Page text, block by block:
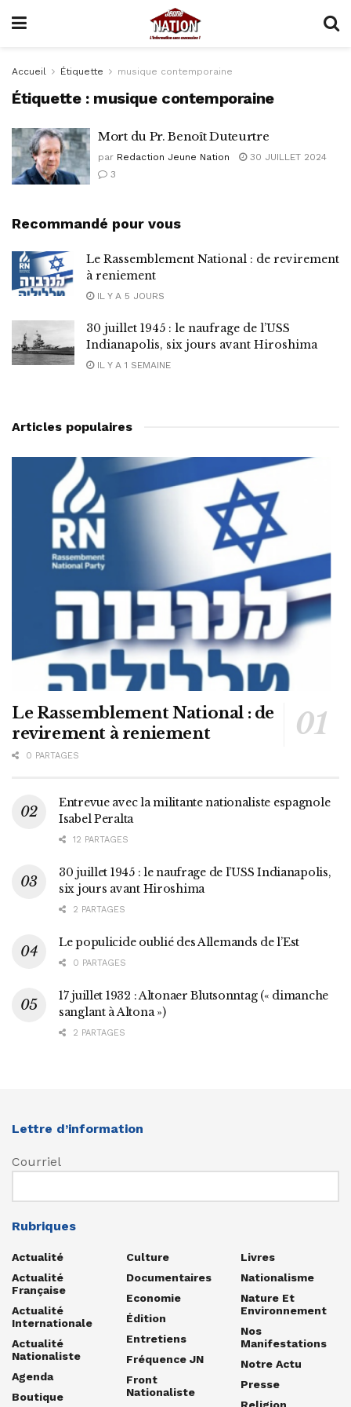
Accueil Étiquette musique contemporaine
Étiquette : musique contemporaine
Mort du Pr. Benoît Duteurtre
par Redaction Jeune Nation
30 JUILLET 2024
3
Recommandé pour vous
Le Rassemblement National : de revirement
à reniement
IL Y A 5 JOURS
30 juillet 1945 : le naufrage de l’USS
Indianapolis, six jours avant Hiroshima
IL Y A 1 SEMAINE
Articles populaires
Le Rassemblement National : de
revirement à reniement
0 PARTAGES
Entrevue avec la militante nationaliste espagnole
Isabel Peralta
12 PARTAGES
30 juillet 1945 : le naufrage de l’USS Indianapolis,
six jours avant Hiroshima
2 PARTAGES
Le populicide oublié des Allemands de l’Est
0 PARTAGES
17 juillet 1932 : Altonaer Blutsonntag (« dimanche
sanglant à Altona »)
2 PARTAGES
Lettre d’information
Courriel
Rubriques
Actualité
Actualité
Française
Actualité
Internationale
Actualité
Nationaliste
Agenda
Boutique
Culture
Documentaires
Economie
Édition
Entretiens
Fréquence JN
Front
Nationaliste
Livres
Nationalisme
Nature Et
Environnement
Nos
Manifestations
Notre Actu
Presse